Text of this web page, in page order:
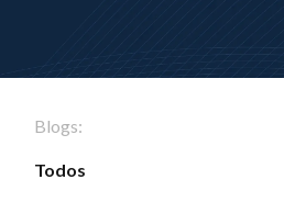
Blogs:
Todos